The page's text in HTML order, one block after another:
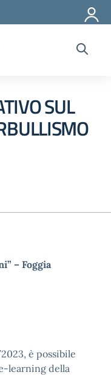
SUL
– Foggia
è possibile
learning della